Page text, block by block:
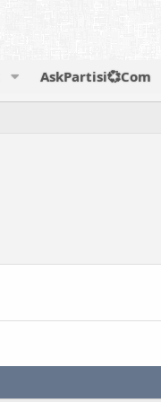
AskPartisi💞Com